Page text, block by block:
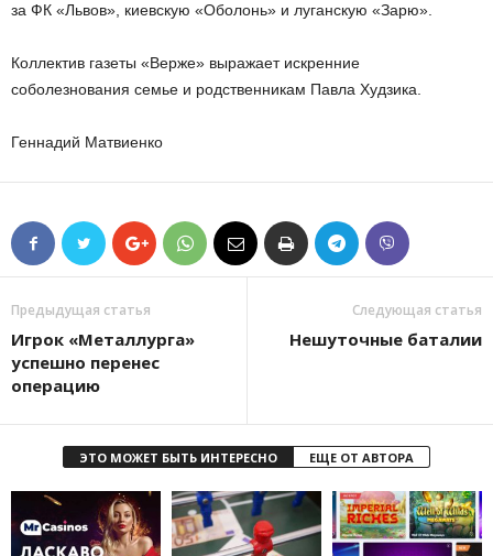
за ФК «Львов», киевскую «Оболонь» и луганскую «Зарю».
Коллектив газеты «Верже» выражает искренние
соболезнования семье и родственникам Павла Худзика.
Геннадий Матвиенко
Предыдущая статья
Игрок «Металлурга»
успешно перенес
операцию
Следующая статья
Нешуточные баталии
ЭТО МОЖЕТ БЫТЬ ИНТЕРЕСНО ЕЩЕ ОТ АВТОРА